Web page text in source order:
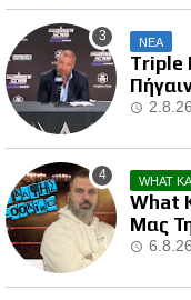
ΝΕΑ
Triple
2.8.26
WHAT
What
Μας
6.8.26